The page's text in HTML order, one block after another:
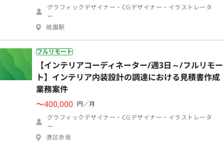
グラフィックデザイナー・CGデザイナー・イラストレータ
ー
祇園駅
フルリモート
【インテリアコーディネーター/週3日～/フルリモー
ト】インテリア内装設計の調達における見積書作成
業務案件
〜400,000 円／月
グラフィックデザイナー・CGデザイナー・イラストレータ
ー
港区赤坂